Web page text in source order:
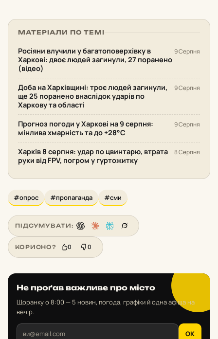
МАТЕРІАЛИ ПО ТЕМІ
Росіяни влучили у багатоповерхівку в
Харкові: двоє людей загинули, 27 поранено
(відео)
9 Серпня
Доба на Харківщині: троє людей загинули,
ще 25 поранено внаслідок ударів по
Харкову та області
9 Серпня
Прогноз погоди у Харкові на 9 серпня:
мінлива хмарність та до +28°С
9 Серпня
Харків 8 серпня: удар по цвинтарю, втрата
руки від FPV, погром у гуртожитку
8 Серпня
#опрос #пропаганда #сми
ПІДСУМУВАТИ:
КОРИСНО? 0 0
Не проґав важливе про місто
Щоранку о 8:00 — 5 новин, погода, графіки й одна афіша на
вечір.
OK